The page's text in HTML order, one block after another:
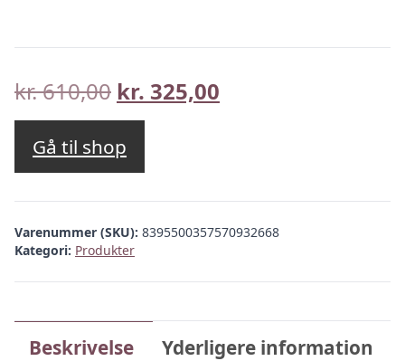
kr.610,00 Den
oprindelige
pris
var:
kr. 610,00.
kr. 325,00
kr. 325,00.
Gå til shop
Varenummer (SKU): 8395500357570932668
Kategori: Produkter
Beskrivelse Yderligere information